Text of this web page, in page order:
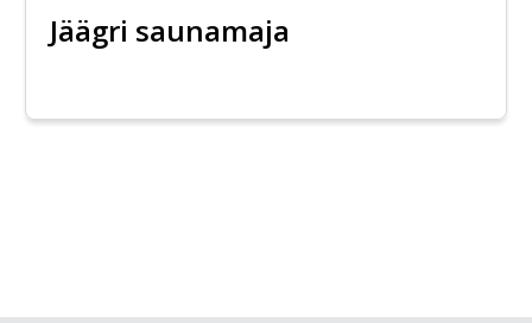
Jäägri saunamaja